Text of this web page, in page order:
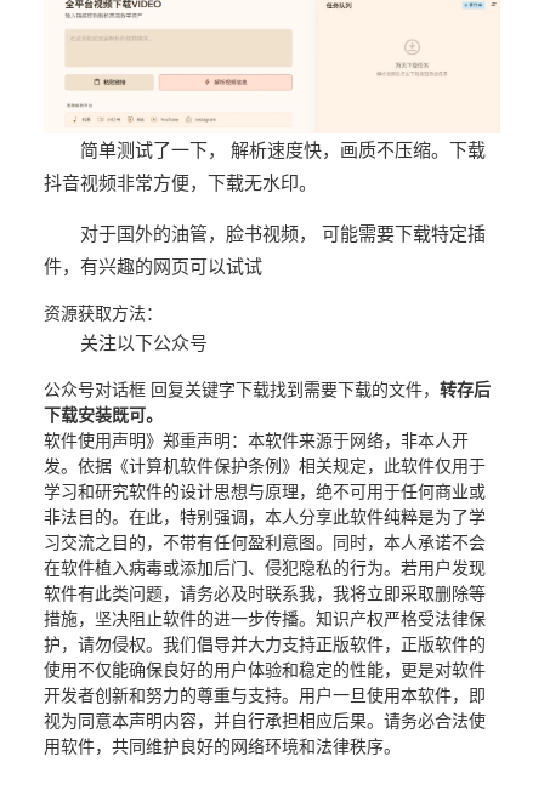
简单测试了一下， 解析速度快，画质不压缩。下载
抖音视频非常方便，下载无水印。
对于国外的油管，脸书视频， 可能需要下载特定插
件，有兴趣的网页可以试试
资源获取方法：
关注以下公众号
公众号对话框 回复关键字下载找到需要下载的文件， 转存后
下载安装既可。
软件使用声明》郑重声明 ：本软件来源于网络，非本人开
发。依据《计算机软件保护条例》相关规定，此软件仅用于
学习和研究软件的设计思想与原理，绝不可用于任何商业或
非法目的。在此，特别强调，本人分享此软件纯粹是为了学
习交流之目的，不带有任何盈利意图。同时，本人承诺不会
在软件植入病毒或添加后门、侵犯隐私的行为。若用户发现
软件有此类问题，请务必及时联系我，我将立即采取删除等
措施，坚决阻止软件的进一步传播。知识产权严格受法律保
护，请勿侵权。我们倡导并大力支持正版软件，正版软件的
使用不仅能确保良好的用户体验和稳定的性能，更是对软件
开发者创新和努力的尊重与支持。用户一旦使用本软件，即
视为同意本声明内容，并自行承担相应后果。请务必合法使
用软件，共同维护良好的网络环境和法律秩序。